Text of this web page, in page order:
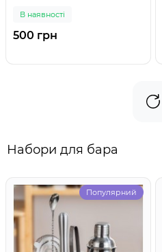
вечора та вечірки в стилі
кантрі
В наявності
500 грн
Набори для бара
Популярний